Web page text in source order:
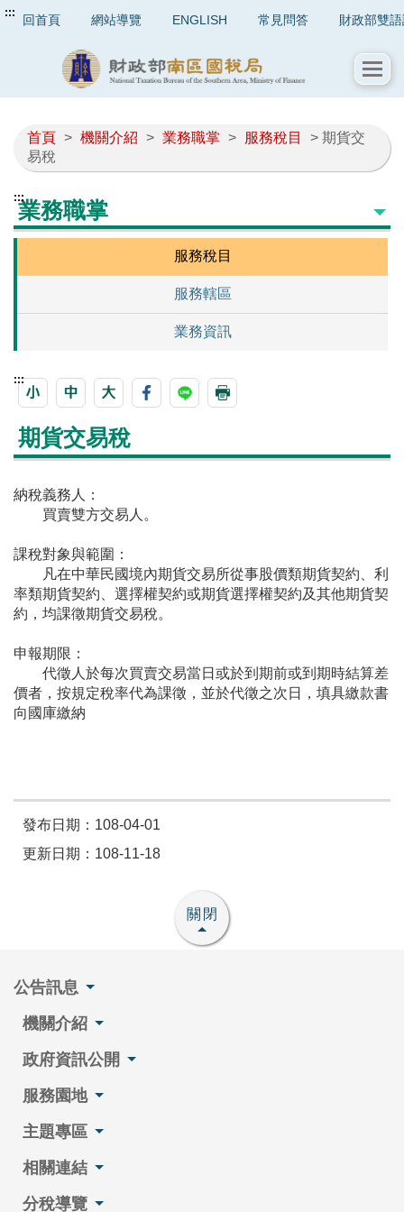
::: 回首頁 網站導覽 ENGLISH 常見問答 財政部雙
首頁 > 機關介紹 > 業務職掌 > 服務稅目
> 期貨交
易稅
:::業務職掌
服務稅目
服務轄區
業務資訊
:::
期貨交易稅
納稅義務人：
買賣雙方交易人。
課稅對象與範圍：
凡在中華民國境內期貨交易所從事股價類期貨契約、利
率類期貨契約、選擇權契約或期貨選擇權契約及其他期貨契
約，均課徵期貨交易稅。
申報期限：
代徵人於每次買賣交易當日或於到期前或到期時結算差
價者，按規定稅率代為課徵，並於代徵之次日，填具繳款書
向國庫繳納
發布日期：108-04-01
更新日期：108-11-18
關閉
公告訊息
機關介紹
政府資訊公開
服務園地
主題專區
相關連結
分稅導覽